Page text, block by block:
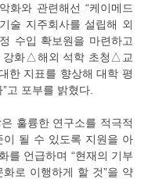
화와 관련해선 “케이메드
술 지주회사를 설립해 외
수입 확보원을 마련하고
강화△해외 석학 초청△교
한 지표를 향상해 대학 평
고 포부를 밝혔다.
훌륭한 연구소를 적극적
이 될 수 있도록 지원을 아
를 언급하며 “현재의 기부
로 이행하게 할 것”을 약